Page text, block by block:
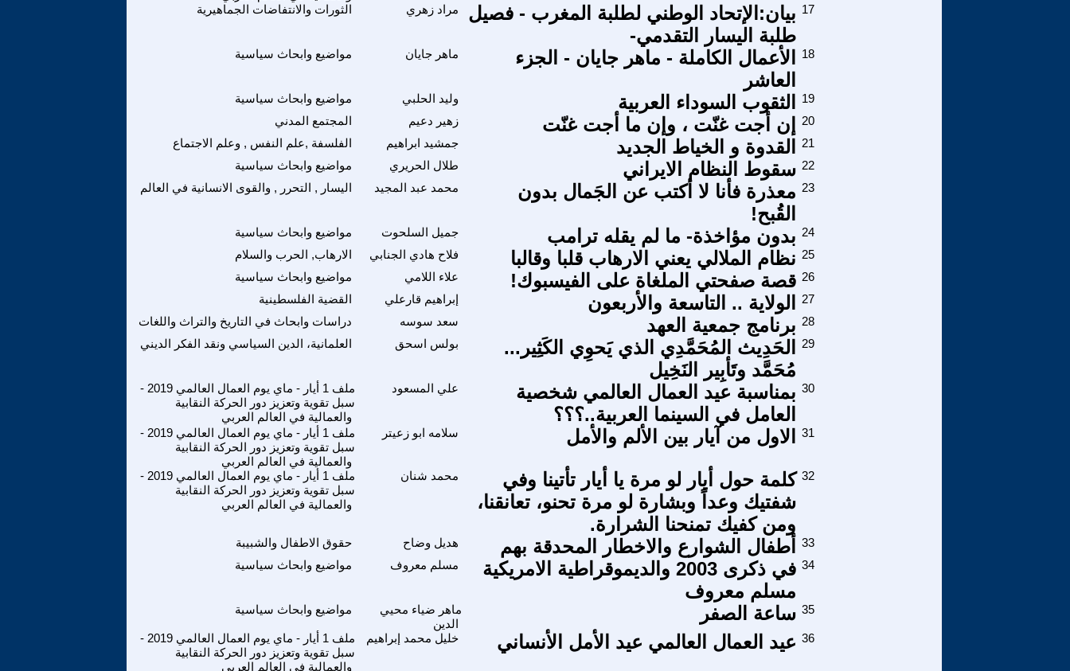
الثورات والانتفاضات الجماهيرية مراد زهري
بيان:الإتحاد الوطني لطلبة المغرب - فصيل
طلبة اليسار التقدمي-
17
مواضيع وابحاث سياسية ماهر جايان
الأعمال الكاملة - ماهر جايان - الجزء
العاشر
18
مواضيع وابحاث سياسية وليد الحلبي الثقوب السوداء العربية
19
المجتمع المدني
زهير دعيم إن أجت غنّت ، وإن ما أجت غنّت
20
الفلسفة ,علم النفس , وعلم الاجتماع
جمشيد ابراهيم القدوة و الخياط الجديد
21
مواضيع وابحاث سياسية
طلال الحريري سقوط النظام الايراني 22
اليسار , التحرر , والقوى الانسانية في العالم
محمد عبد المجيد
معذرة فأنا لا أكتب عن الجَمال بدون
القُبح!
23
مواضيع وابحاث سياسية جميل السلحوت بدون مؤاخذة- ما لم يقله ترامب 24
الارهاب, الحرب والسلام
فلاح هادي الجنابي نظام الملالي يعني الارهاب قلبا وقالبا 25
مواضيع وابحاث سياسية
علاء اللامي قصة صفحتي الملغاة على الفيسبوك! 26
القضية الفلسطينية
إبراهيم قارعلي الولاية .. التاسعة والأربعون
27
دراسات وابحاث في التاريخ والتراث واللغات
سعد سوسه برنامج جمعية العهد 28
العلمانية، الدين السياسي ونقد الفكر الديني
بولس اسحق
الحَدِيث المُحَمَّدِي الذي يَحوِي الكَثِير...
مُحَمَّد وتَأبِير النَخِيل
29
ملف 1 أيار - ماي يوم العمال العالمي 2019 -
سبل تقوية وتعزيز دور الحركة النقابية
والعمالية في العالم العربي
علي المسعود
بمناسبة عيد العمال العالمي شخصية
العامل في السينما العربية..؟؟؟
30
ملف 1 أيار - ماي يوم العمال العالمي 2019 -
سبل تقوية وتعزيز دور الحركة النقابية
والعمالية في العالم العربي
سلامه ابو زعيتر الاول من آيار بين الألم والأمل 31
ملف 1 أيار - ماي يوم العمال العالمي 2019 -
سبل تقوية وتعزيز دور الحركة النقابية
والعمالية في العالم العربي
محمد شنان
كلمة حول أيار لو مرة يا أيار تأتينا وفي
شفتيك وعداً وبشارة لو مرة تحنو، تعانقنا،
ومن كفيك تمنحنا الشرارة.
32
حقوق الاطفال والشبيبة هديل وضاح أطفال الشوارع والاخطار المحدقة بهم
33
مواضيع وابحاث سياسية
مسلم معروف
في ذكرى 2003 والديموقراطية الامريكية
مسلم معروف
34
مواضيع وابحاث سياسية
ماهر ضياء محيي
الدين
ساعة الصفر 35
ملف 1 أيار - ماي يوم العمال العالمي 2019 -
سبل تقوية وتعزيز دور الحركة النقابية
والعمالية في العالم العربي
خليل محمد إبراهيم عيد العمال العالمي عيد الأمل الأنساني 36